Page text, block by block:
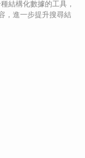
結構化數據的工具，
，進一步提升搜尋結